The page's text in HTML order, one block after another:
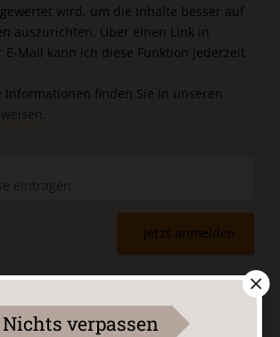
wird, um die Inhalte besser auf
auszurichten. Über einen Link in
E-Mail kann ich diese Funktion jederzeit
finden Sie in unseren
Jetzt anmelden
Nichts verpassen